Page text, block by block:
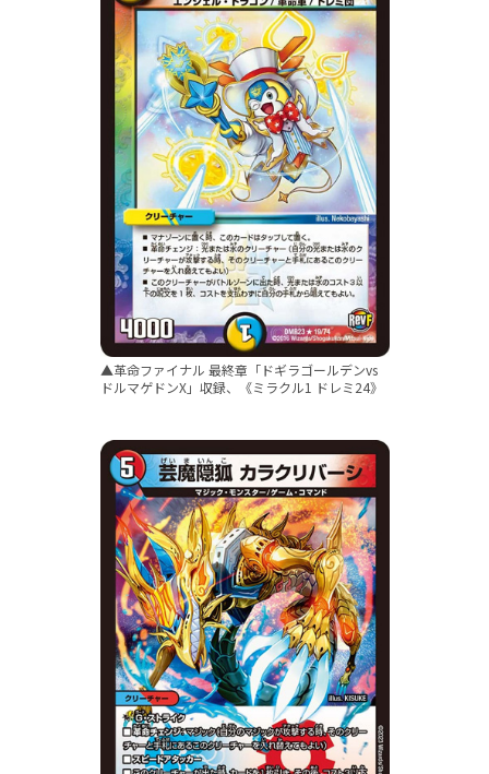
▲革命ファイナル 最終章「ドギラゴールデンvs
ドルマゲドンX」収録、《ミラクル1 ドレミ24》